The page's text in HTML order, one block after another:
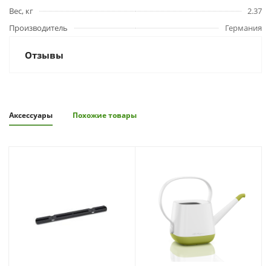
Вес, кг
2.37
Производитель
Германия
Отзывы
Аксессуары Похожие товары